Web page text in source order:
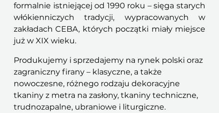
formalnie istniejącej od 1990 roku – sięga starych
włókienniczych tradycji, wypracowanych w
zakładach CEBA, których początki miały miejsce
już w XIX wieku.
Produkujemy i sprzedajemy na rynek polski oraz
zagraniczny firany – klasyczne, a także
nowoczesne, różnego rodzaju dekoracyjne
tkaniny z metra na zasłony, tkaniny techniczne,
trudnozapalne, ubraniowe i liturgiczne.